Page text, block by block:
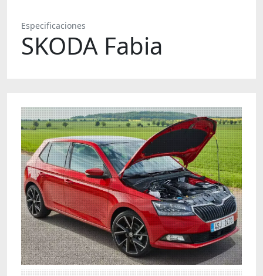
Especificaciones
SKODA Fabia